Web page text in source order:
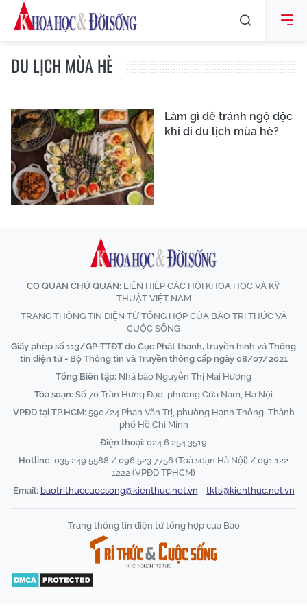
DU LỊCH MÙA HÈ
Làm gì để tránh ngộ độc
khi đi du lịch mùa hè?
CƠ QUAN CHỦ QUẢN: LIÊN HIỆP CÁC HỘI KHOA HỌC VÀ KỸ
THUẬT VIỆT NAM
TRANG THÔNG TIN ĐIỆN TỬ TỔNG HỢP CỦA BÁO TRI THỨC VÀ
CUỘC SỐNG
Giấy phép số 113/GP-TTĐT do Cục Phát thanh, truyền hình và Thông
tin điện tử - Bộ Thông tin và Truyền thông cấp ngày 08/07/2021
Tổng Biên tập: Nhà báo Nguyễn Thị Mai Hương
Tòa soạn: Số 70 Trần Hưng Đạo, phường Cửa Nam, Hà Nội
VPĐD tại TP.HCM: 590/24 Phan Văn Trị, phường Hạnh Thông, Thành
phố Hồ Chí Minh
Điện thoại: 024 6 254 3519
Hotline: 035 249 5588 / 096 523 7756 (Toà soạn Hà Nội) / 091 122
1222 (VPĐD TPHCM)
Email: baotrithuccuocsong@kienthuc.net.vn - tkts@kienthuc.net.vn
Trang thông tin điện tử tổng hợp của Báo